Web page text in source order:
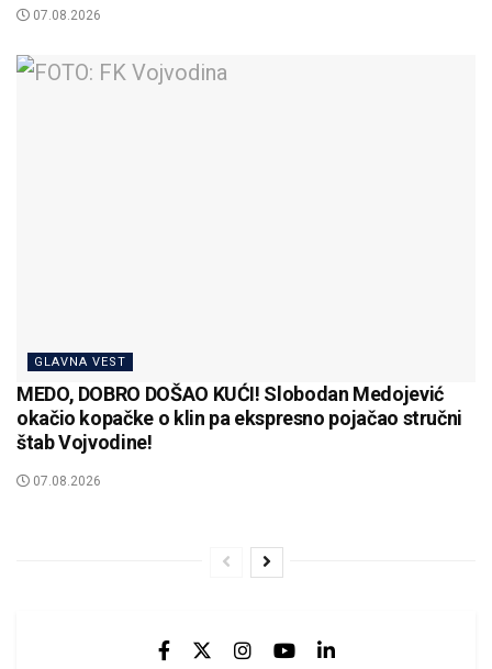
07.08.2026
GLAVNA VEST
MEDO, DOBRO DOŠAO KUĆI! Slobodan Medojević
okačio kopačke o klin pa ekspresno pojačao stručni
štab Vojvodine!
07.08.2026